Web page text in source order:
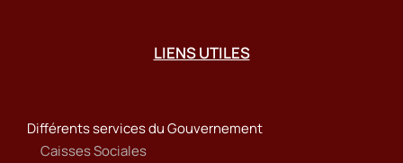
LIENS UTILES
Différents services du Gouvernement
Caisses Sociales